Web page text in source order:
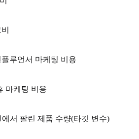
플루언서 마케팅 비용
마케팅 비용
에서 팔린 제품 수량(타깃 변수)